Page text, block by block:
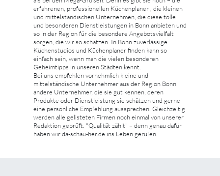
erfahrenen, professionellen Küchenplaner , die kleinen
und mittelständischen Unternehmen, die diese tolle
und besonderen Dienstleistungen in Bonn anbieten und
so in der Region für die besondere Angebotsvielfalt
sorgen, die wir so schätzen. In Bonn zuverlässige
Küchenstudios und Küchenplaner finden kann so
einfach sein, wenn man die vielen besonderen
Geheimtipps in unseren Städten kennt.
Bei uns empfehlen vornehmlich kleine und
mittelständische Unternehmer aus der Region Bonn
andere Unternehmer, die sie gut kennen, deren
Produkte oder Dienstleistung sie schätzen und gerne
eine persönliche Empfehlung aussprechen. Gleichzeitig
werden alle gelisteten Firmen noch einmal von unserer
Redaktion geprüft. "Qualität zählt" – denn genau dafür
haben wir da-schau-her.de ins Leben gerufen.